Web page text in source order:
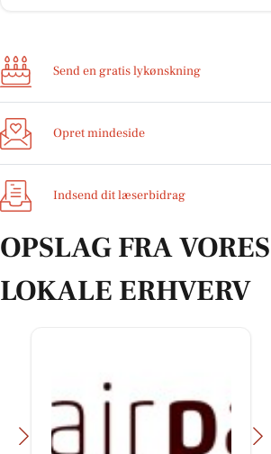
Send en gratis lykønskning
Opret mindeside
Indsend dit læserbidrag
OPSLAG FRA VORES
LOKALE ERHVERV